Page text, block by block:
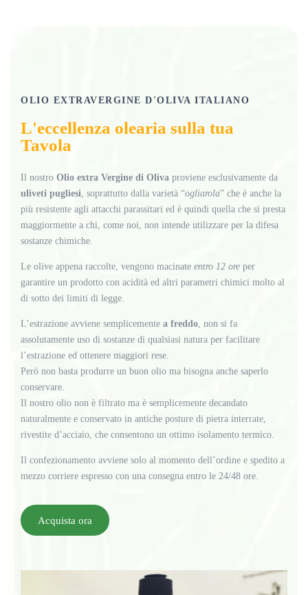
OLIO EXTRAVERGINE D'OLIVA ITALIANO
L'eccellenza olearia sulla tua
Tavola
Il nostro Olio extra Vergine di Oliva proviene esclusivamente da
uliveti pugliesi , soprattutto dalla varietà “ogliarola” che è anche la
più resistente agli attacchi parassitari ed è quindi quella che si presta
maggiormente a chi, come noi, non intende utilizzare per la difesa
sostanze chimiche.
Le olive appena raccolte, vengono macinate entro 12 ore per
garantire un prodotto con acidità ed altri parametri chimici molto al
di sotto dei limiti di legge.
L’estrazione avviene semplicemente a freddo , non si fa
assolutamente uso di sostanze di qualsiasi natura per facilitare
l’estrazione ed ottenere maggiori rese.
Però non basta produrre un buon olio ma bisogna anche saperlo
conservare.
Il nostro olio non è filtrato ma è semplicemente decandato
naturalmente e conservato in antiche posture di pietra interrate,
rivestite d’acciaio, che consentono un ottimo isolamento termico.
Il confezionamento avviene solo al momento dell’ordine e spedito a
mezzo corriere espresso con una consegna entro le 24/48 ore.
Acquista ora